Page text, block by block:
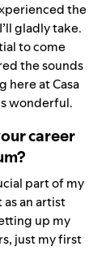
the
gladly take.
to come
the sounds
here at Casa
wonderful.
career
part of my
an artist
up my
just my first